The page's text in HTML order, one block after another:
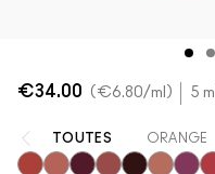
€34.00 €6.80/ml 5 ml
TOUTES ORANGE